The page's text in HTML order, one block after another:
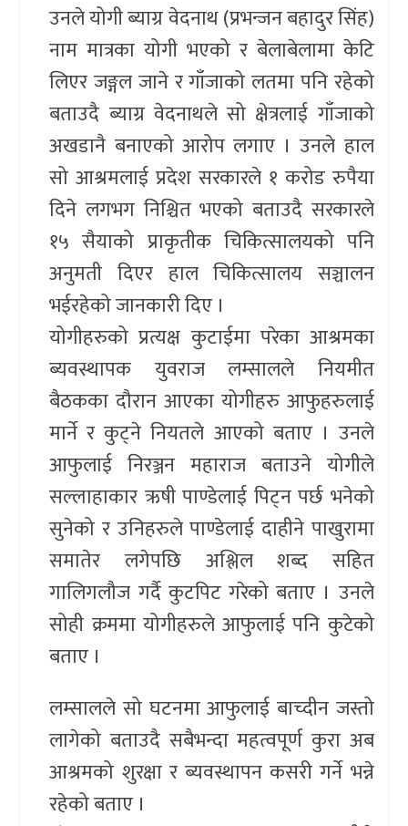
उनले योगी ब्याग्र वेदनाथ (प्रभन्जन बहादुर सिंह)
नाम मात्रका योगी भएको र बेलाबेलामा केटि
लिएर जङ्गल जाने र गाँजाको लतमा पनि रहेको
बताउदै ब्याग्र वेदनाथले सो क्षेत्रलाई गाँजाको
अखडानै बनाएको आरोप लगाए । उनले हाल
सो आश्रमलाई प्रदेश सरकारले १ करोड रुपैया
दिने लगभग निश्चित भएको बताउदै सरकारले
१५ सैयाको प्राकृतीक चिकित्सालयको पनि
अनुमती दिएर हाल चिकित्सालय सञ्चालन
भईरहेको जानकारी दिए ।
योगीहरुको प्रत्यक्ष कुटाईमा परेका आश्रमका
ब्यवस्थापक युवराज लम्सालले नियमीत
बैठकका दौरान आएका योगीहरु आफुहरुलाई
मार्ने र कुट्ने नियतले आएको बताए । उनले
आफुलाई निरञ्जन महाराज बताउने योगीले
सल्लाहाकार ऋषी पाण्डेलाई पिट्न पर्छ भनेको
सुनेको र उनिहरुले पाण्डेलाई दाहीने पाखुरामा
समातेर लगेपछि अश्लिल शब्द सहित
गालिगलौज गर्दै कुटपिट गरेको बताए । उनले
सोही क्रममा योगीहरुले आफुलाई पनि कुटेको
बताए ।
लम्सालले सो घटनमा आफुलाई बाच्दीन जस्तो
लागेको बताउदै सबैभन्दा महत्वपूर्ण कुरा अब
आश्रमको शुरक्षा र ब्यवस्थापन कसरी गर्ने भन्ने
रहेको बताए ।